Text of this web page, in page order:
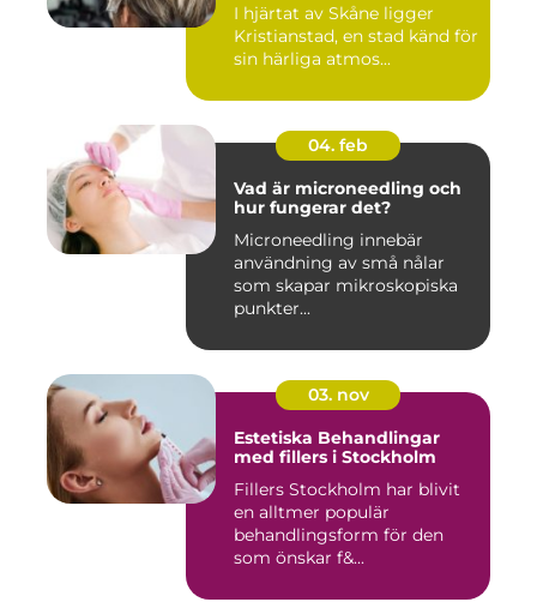
I hjärtat av Skåne ligger
Kristianstad, en stad känd för
sin härliga atmos...
04. feb
Vad är microneedling och
hur fungerar det?
Microneedling innebär
användning av små nålar
som skapar mikroskopiska
punkter...
03. nov
Estetiska Behandlingar
med fillers i Stockholm
Fillers Stockholm har blivit
en alltmer populär
behandlingsform för den
som önskar f&...